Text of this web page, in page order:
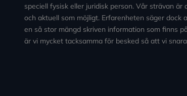
speciell fysisk eller juridisk person. Vår strävan
och aktuell som möjligt. Erfarenheten säger
en så stor mängd skriven information som finns
är vi mycket tacksamma för besked så att vi